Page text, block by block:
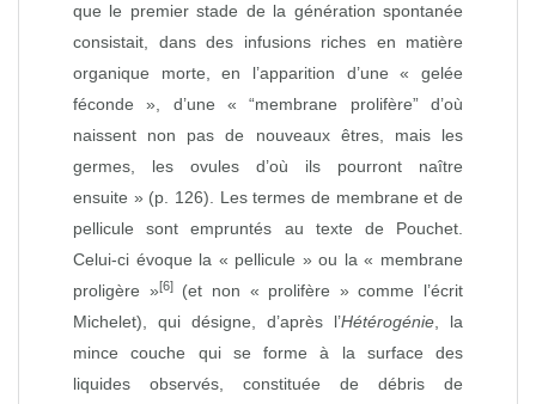
que le premier stade de la génération spontanée
consistait, dans des infusions riches en matière
organique morte, en l’apparition d’une « gelée
féconde », d’une « “membrane prolifère” d’où
naissent non pas de nouveaux êtres, mais les
germes, les ovules d’où ils pourront naître
ensuite » (p. 126). Les termes de membrane et de
pellicule sont empruntés au texte de Pouchet.
Celui‑ci évoque la « pellicule » ou la « membrane
proligère »[6](et non « prolifère » comme l’écrit
Michelet), qui désigne, d’après l’Hétérogénie , la
mince couche qui se forme à la surface des
liquides observés, constituée de débris de